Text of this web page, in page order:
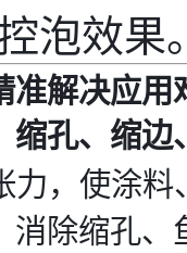
泡效果
准解决应用
孔、缩边
力，使涂
消除缩孔